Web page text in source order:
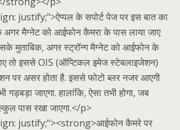
justify;">ऐप्पल के सपोर्ट पेज पर इस बात का
अगर मैग्नेट को आईफोन कैमरा के पास लाया जाए
मुताबिक, अगर स्ट्रॉन्ग मैग्नेट को आईफोन के
तो इससे OIS (ऑप्टिकल इमेज स्टेबलाइजेशन)
असर होता है. इससे फोटो ब्लर नजर आएगी
जाएगा. हालांकि, ऐसा तभी होगा, जब
पास रखा जाएगा.</p>
justify;"><strong>आईफोन कैमरे पर